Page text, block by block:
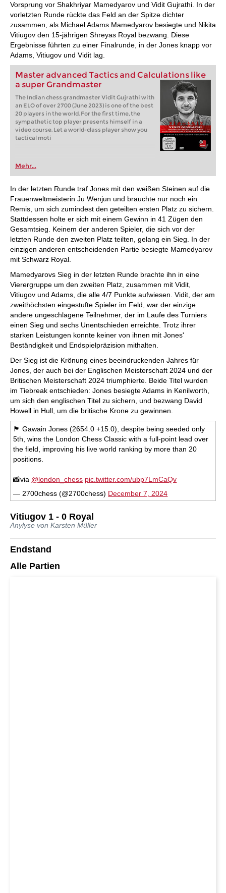
Vorsprung vor Shakhriyar Mamedyarov und Vidit Gujrathi. In der
vorletzten Runde rückte das Feld an der Spitze dichter
zusammen, als Michael Adams Mamedyarov besiegte und Nikita
Vitiugov den 15-jährigen Shreyas Royal bezwang. Diese
Ergebnisse führten zu einer Finalrunde, in der Jones knapp vor
Adams, Vitiugov und Vidit lag.
Master advanced Tactics and Calculations like
a super Grandmaster
The Indian chess grandmaster Vidit Gujrathi with
an ELO of over 2700 (June 2023) is one of the best
20 players in the world. For the first time, the
sympathetic top player presents himself in a
video course. Let a world-class player show you
tactical moti
Mehr...
In der letzten Runde traf Jones mit den weißen Steinen auf die
Frauenweltmeisterin Ju Wenjun und brauchte nur noch ein
Remis, um sich zumindest den geteilten ersten Platz zu sichern.
Stattdessen holte er sich mit einem Gewinn in 41 Zügen den
Gesamtsieg. Keinem der anderen Spieler, die sich vor der
letzten Runde den zweiten Platz teilten, gelang ein Sieg. In der
einzigen anderen entscheidenden Partie besiegte Mamedyarov
mit Schwarz Royal.
Mamedyarovs Sieg in der letzten Runde brachte ihn in eine
Vierergruppe um den zweiten Platz, zusammen mit Vidit,
Vitiugov und Adams, die alle 4/7 Punkte aufwiesen. Vidit, der am
zweithöchsten eingestufte Spieler im Feld, war der einzige
andere ungeschlagene Teilnehmer, der im Laufe des Turniers
einen Sieg und sechs Unentschieden erreichte. Trotz ihrer
starken Leistungen konnte keiner von ihnen mit Jones'
Beständigkeit und Endspielpräzision mithalten.
Der Sieg ist die Krönung eines beeindruckenden Jahres für
Jones, der auch bei der Englischen Meisterschaft 2024 und der
Britischen Meisterschaft 2024 triumphierte. Beide Titel wurden
im Tiebreak entschieden: Jones besiegte Adams in Kenilworth,
um sich den englischen Titel zu sichern, und bezwang David
Howell in Hull, um die britische Krone zu gewinnen.
🏴󠁧󠁢󠁥󠁮󠁧󠁿 Gawain Jones (2654.0 +15.0), despite being seeded only
5th, wins the London Chess Classic with a full-point lead over
the field, improving his live world ranking by more than 20
positions.
📸via @london_chess pic.twitter.com/ubp7LmCaQv
— 2700chess (@2700chess) December 7, 2024
Vitiugov 1 - 0 Royal
Anylyse von Karsten Müller
Endstand
Alle Partien